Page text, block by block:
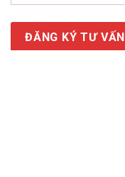
ĐĂNG KÝ TƯ VẤN